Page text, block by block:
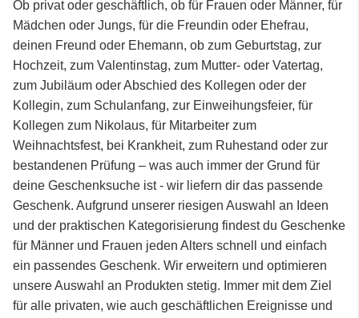
Ob privat oder geschäftlich, ob für Frauen oder Männer, für
Mädchen oder Jungs, für die Freundin oder Ehefrau,
deinen Freund oder Ehemann, ob zum Geburtstag, zur
Hochzeit, zum Valentinstag, zum Mutter- oder Vatertag,
zum Jubiläum oder Abschied des Kollegen oder der
Kollegin, zum Schulanfang, zur Einweihungsfeier, für
Kollegen zum Nikolaus, für Mitarbeiter zum
Weihnachtsfest, bei Krankheit, zum Ruhestand oder zur
bestandenen Prüfung – was auch immer der Grund für
deine Geschenksuche ist - wir liefern dir das passende
Geschenk. Aufgrund unserer riesigen Auswahl an Ideen
und der praktischen Kategorisierung findest du Geschenke
für Männer und Frauen jeden Alters schnell und einfach
ein passendes Geschenk. Wir erweitern und optimieren
unsere Auswahl an Produkten stetig. Immer mit dem Ziel
für alle privaten, wie auch geschäftlichen Ereignisse und